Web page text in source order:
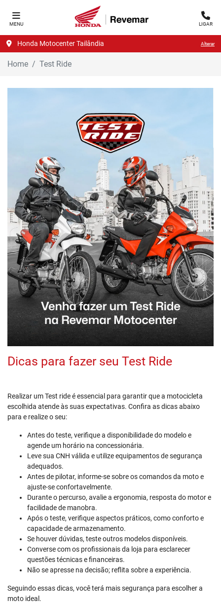
MENU LIGAR
Honda Motocenter Tailândia Alterar
Home Test Ride
Dicas para fazer seu Test Ride
Realizar um Test ride é essencial para garantir que a motocicleta
escolhida atende às suas expectativas. Confira as dicas abaixo
para e realize o seu:
Antes do teste, verifique a disponibilidade do modelo e
agende um horário na concessionária.
Leve sua CNH válida e utilize equipamentos de segurança
adequados.
Antes de pilotar, informe-se sobre os comandos da moto e
ajuste-se confortavelmente.
Durante o percurso, avalie a ergonomia, resposta do motor e
facilidade de manobra.
Após o teste, verifique aspectos práticos, como conforto e
capacidade de armazenamento.
Se houver dúvidas, teste outros modelos disponíveis.
Converse com os profissionais da loja para esclarecer
questões técnicas e financeiras.
Não se apresse na decisão; reflita sobre a experiência.
Seguindo essas dicas, você terá mais segurança para escolher a
moto ideal.